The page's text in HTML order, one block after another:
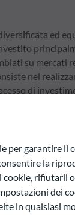
ed
su mercati
nel
di
nel tempo.
per garantire
la
rifiutarli
dei
in qualsiasi